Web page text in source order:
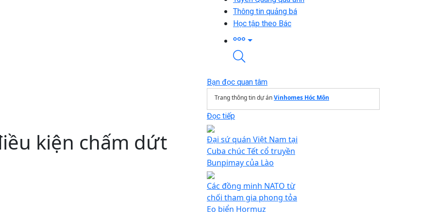
Thông tin quảng bá
Học tập theo Bác
kiện chấm dứt
Bạn đọc quan tâm
Trang thông tin dự ánVinhomes Hóc Môn
Đọc tiếp
Đại sứ quán Việt Nam tại
Cuba chúc Tết cổ truyền
Bunpimay của Lào
Các đồng minh NATO từ
chối tham gia phong tỏa
Eo biển Hormuz